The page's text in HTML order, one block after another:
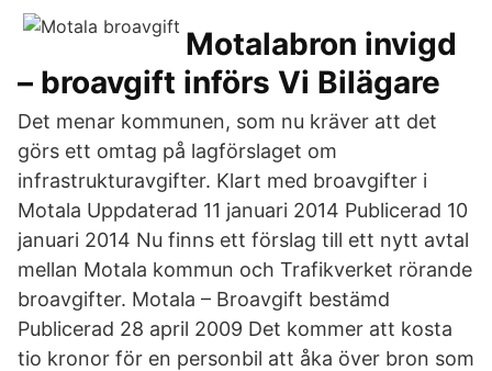
Motalabron invigd
– broavgift införs Vi Bilägare
Det menar kommunen, som nu kräver att det
görs ett omtag på lagförslaget om
infrastrukturavgifter. Klart med broavgifter i
Motala Uppdaterad 11 januari 2014 Publicerad 10
januari 2014 Nu finns ett förslag till ett nytt avtal
mellan Motala kommun och Trafikverket rörande
broavgifter. Motala – Broavgift bestämd
Publicerad 28 april 2009 Det kommer att kosta
tio kronor för en personbil att åka över bron som